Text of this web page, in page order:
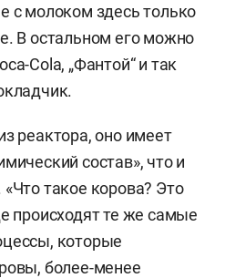
с молоком здесь только
В остальном его можно
Cola, „Фантой“ и так
реактора, оно имеет
состав», что и
такое корова? Это
происходят те же самые
которые
более-менее